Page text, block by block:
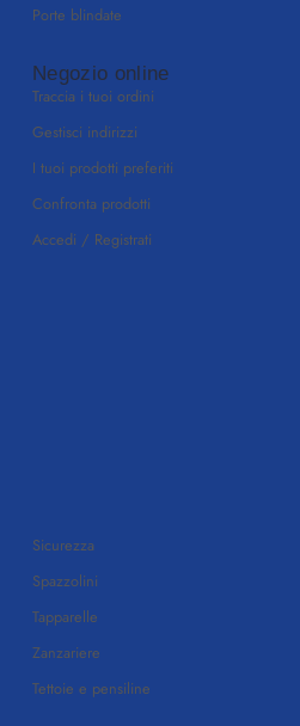
Porte blindate
Negozio online
Traccia i tuoi ordini
Gestisci indirizzi
I tuoi prodotti preferiti
Confronta prodotti
Accedi / Registrati
Sicurezza
Spazzolini
Tapparelle
Zanzariere
Tettoie e pensiline